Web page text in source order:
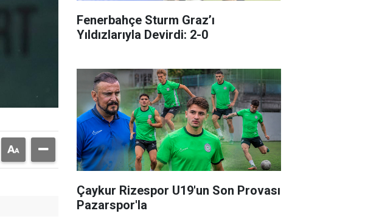
Fenerbahçe Sturm Graz’ı
Yıldızlarıyla Devirdi: 2-0
Çaykur Rizespor U19'un Son Provası
Pazarspor'la